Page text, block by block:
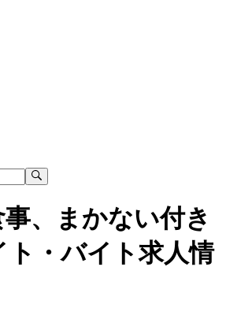
、まかない付き
ト・バイト求人情